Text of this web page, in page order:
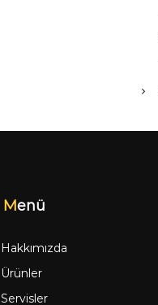
Menü
Hakkımızda
Ürünler
Servisler